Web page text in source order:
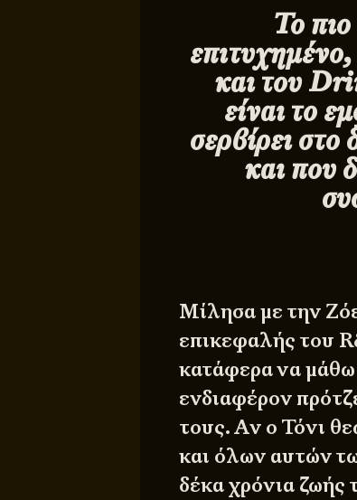
Το
και του
είναι το
σερβίρει
και που
Μίλησα με την
επικεφαλής του
κατάφερα να
ενδιαφέρον
τους. Αν ο Τόνι
και όλων αυτών
δέκα χρόνια ζωής